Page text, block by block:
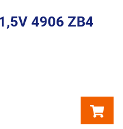
4906 ZB4